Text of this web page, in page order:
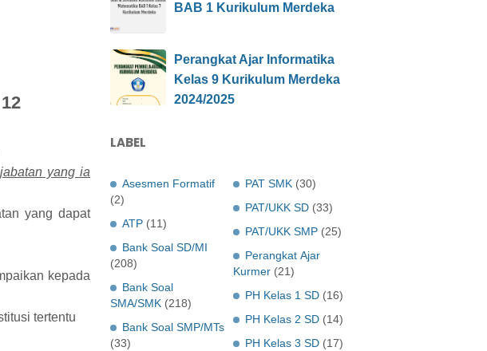
yang ia
yang dapat
kepada
tertentu
BAB 1 Kurikulum Merdeka
Perangkat Ajar Informatika
Kelas 9 Kurikulum Merdeka
2024/2025
LABEL
Asesmen Formatif
(2)
ATP (11)
Bank Soal SD/MI
(208)
Bank Soal
SMA/SMK (218)
Bank Soal SMP/MTs
(33)
PAT SMK (30)
PAT/UKK SD (33)
PAT/UKK SMP (25)
Perangkat Ajar
Kurmer (21)
PH Kelas 1 SD (16)
PH Kelas 2 SD (14)
PH Kelas 3 SD (17)